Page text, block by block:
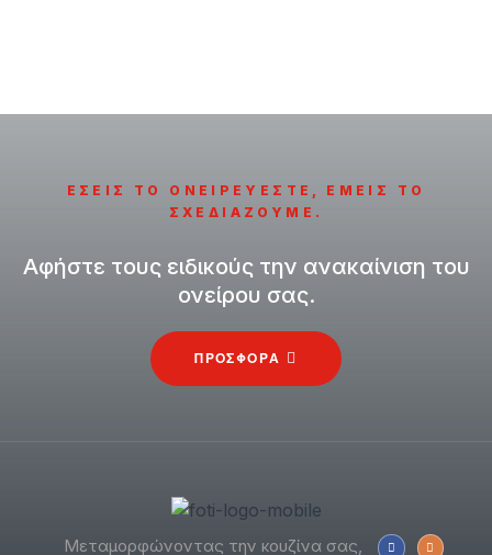
ΕΣΕΙΣ ΤΟ ΟΝΕΙΡΕΥΕΣΤΕ, ΕΜΕΙΣ ΤΟ
ΣΧΕΔΙΑΖΟΥΜΕ.
Αφήστε τους ειδικούς την ανακαίνιση του
ονείρου σας.
ΠΡΟΣΦΟΡΑ
Μεταμορφώνοντας την κουζίνα σας,